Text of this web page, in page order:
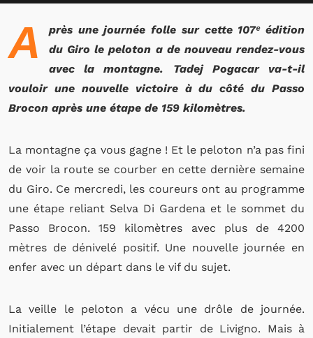
A
près une journée folle sur cette 107ᵉ édition
du Giro le peloton a de nouveau rendez-vous
avec la montagne. Tadej Pogacar va-t-il
vouloir une nouvelle victoire à du côté du Passo
Brocon après une étape de 159 kilomètres.
La montagne ça vous gagne ! Et le peloton n’a pas fini
de voir la route se courber en cette dernière semaine
du Giro. Ce mercredi, les coureurs ont au programme
une étape reliant Selva Di Gardena et le sommet du
Passo Brocon. 159 kilomètres avec plus de 4200
mètres de dénivelé positif. Une nouvelle journée en
enfer avec un départ dans le vif du sujet.
La veille le peloton a vécu une drôle de journée.
Initialement l’étape devait partir de Livigno. Mais à